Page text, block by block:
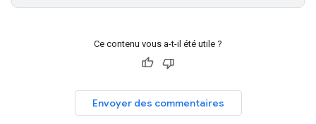
Ce contenu vous a-t-il été utile ?
Envoyer des commentaires